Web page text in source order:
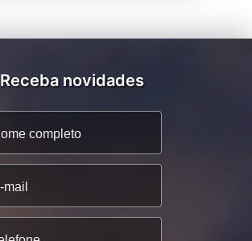
Receba novidades